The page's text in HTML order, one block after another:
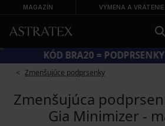
MAGAZÍN VÝMENA A VRÁTENIE
KÓD BRA20 =
Zmenšujúce podprsenky
Zmenšujúca
Gia Minimizer -